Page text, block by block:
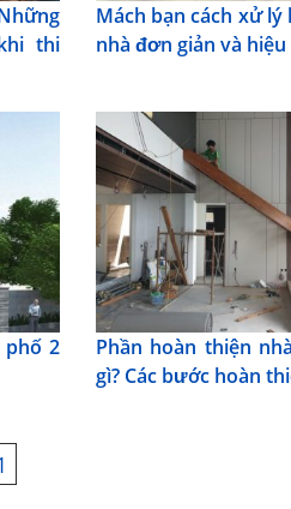
thi
Mách bạn cách xử lý
nhà đơn giản và hiệu
phố 2
Phần hoàn thiện
gì? Các bước hoàn